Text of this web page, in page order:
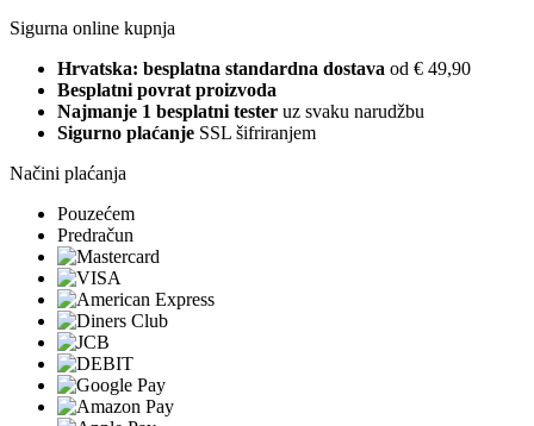
Sigurna online kupnja
Hrvatska: besplatna standardna dostava od € 49,90
Besplatni povrat proizvoda
Najmanje 1 besplatni tester uz svaku narudžbu
Sigurno plaćanje SSL šifriranjem
Načini plaćanja
Pouzećem
Predračun